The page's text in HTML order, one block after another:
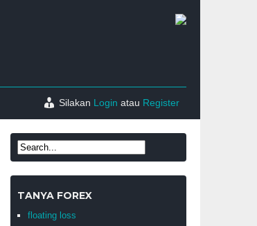
Silakan Login atau Register
TANYA FOREX
floating loss